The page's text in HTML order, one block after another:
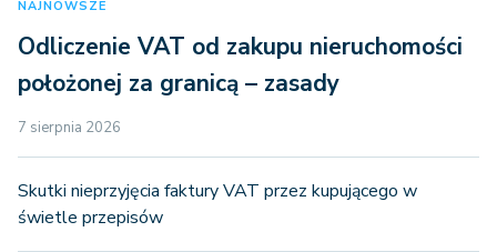
NAJNOWSZE
Odliczenie VAT od zakupu nieruchomości
położonej za granicą – zasady
7 sierpnia 2026
Skutki nieprzyjęcia faktury VAT przez kupującego w
świetle przepisów